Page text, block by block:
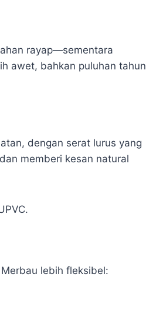
rayap—sementara
awet, bahkan puluhan tahun
dengan serat lurus yang
memberi kesan natural
lebih fleksibel: